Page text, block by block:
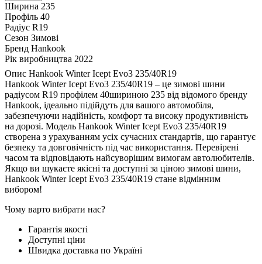
Ширина 235
Профіль 40
Радіус R19
Сезон Зимові
Бренд Hankook
Рік виробництва 2022
Опис Hankook Winter Icept Evo3 235/40R19
Hankook Winter Icept Evo3 235/40R19 – це зимові шини
радіусом R19 профілем 40шириною 235 від відомого бренду
Hankook, ідеально підійдуть для вашого автомобіля,
забезпечуючи надійність, комфорт та високу продуктивність
на дорозі. Модель Hankook Winter Icept Evo3 235/40R19
створена з урахуванням усіх сучасних стандартів, що гарантує
безпеку та довговічність під час використання. Перевірені
часом та відповідають найсуворішим вимогам автолюбителів.
Якщо ви шукаєте якісні та доступні за ціною зимові шини,
Hankook Winter Icept Evo3 235/40R19 стане відмінним
вибором!
Чому варто вибрати нас?
Гарантія якості
Доступні ціни
Швидка доставка по Україні